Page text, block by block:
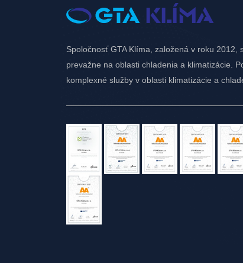
Spoločnosť GTA Klíma, založená v roku 2012,
prevažne na oblasti chladenia a klimatizácie.
komplexné služby v oblasti klimatizácie a